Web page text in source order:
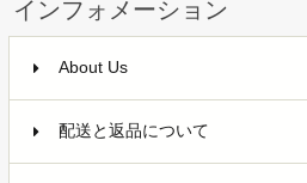
インフォメーション
About Us
配送と返品について